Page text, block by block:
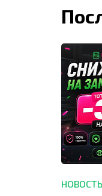
НОВОСТЬ